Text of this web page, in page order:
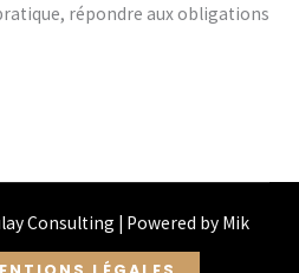
répondre aux obligations
Consulting | Powered by Mik